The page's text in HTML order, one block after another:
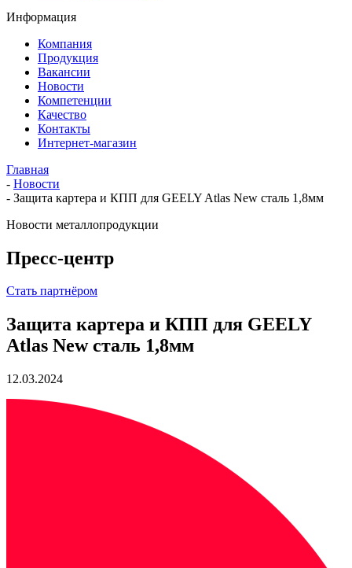
Информация
Компания
Продукция
Вакансии
Новости
Компетенции
Качество
Контакты
Интернет-магазин
Главная
- Новости
- Защита картера и КПП для GEELY Atlas New сталь 1,8мм
Новости металлопродукции
Пресс-центр
Стать партнёром
Защита картера и КПП для GEELY
Atlas New сталь 1,8мм
12.03.2024